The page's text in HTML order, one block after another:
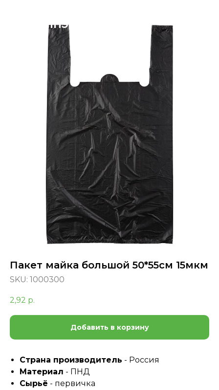
«МГРУППЭКО»
Пакет майка большой 50*55см 15мкм
SKU: 1000300
2,92 р.
Добавить в корзину
Страна производитель - Россия
Материал - ПНД
Сырьё - первичка